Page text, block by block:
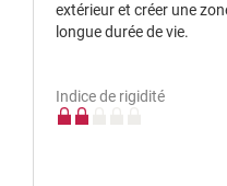
extérieur et créer une
longue durée de vie.
Indice de rigidité